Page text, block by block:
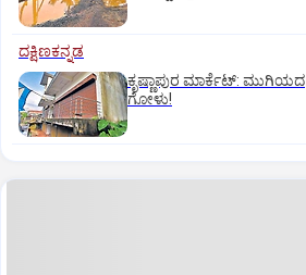
ದಕ್ಷಿಣಕನ್ನಡ
ಕೃಷ್ಣಾಪುರ ಮಾರ್ಕೆಟ್‌: ಮುಗಿಯದ
ಗೋಳು!